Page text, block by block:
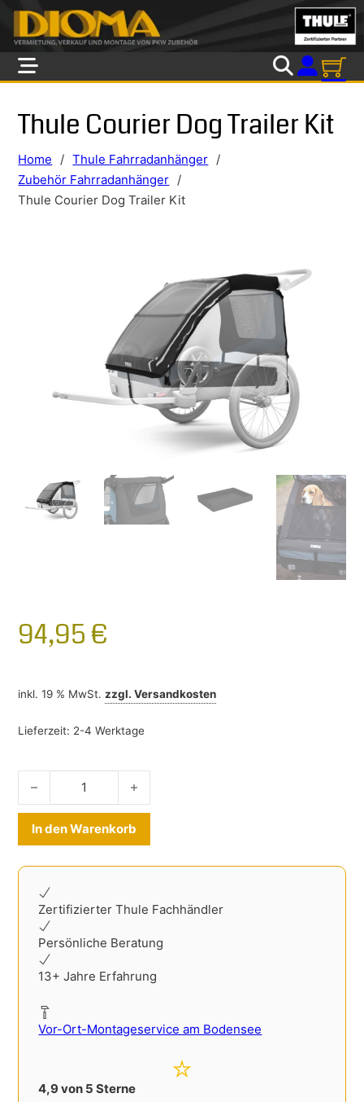
Skip to main content
Skip to footer
Thule Courier Dog Trailer Kit
Home / Thule Fahrradanhänger /
Zubehör Fahrradanhänger /
Thule Courier Dog Trailer Kit
94,95 €
inkl. 19 % MwSt. zzgl.Versandkosten
Lieferzeit: 2-4 Werktage
Thule Courier Dog Trailer Kit Menge
In den Warenkorb
Zertifizierter Thule Fachhändler
Persönliche Beratung
13+ Jahre Erfahrung
Vor-Ort-Montageservice am Bodensee
4,9 von 5 Sterne